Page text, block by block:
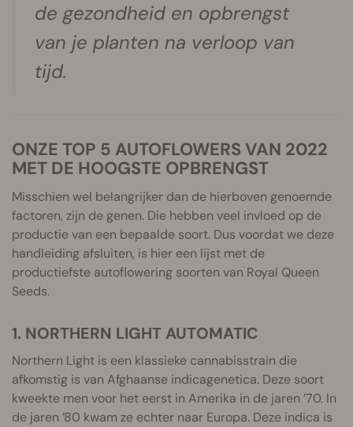
de gezondheid en opbrengst
van je planten na verloop van
tijd.
ONZE TOP 5 AUTOFLOWERS VAN 2022
MET DE HOOGSTE OPBRENGST
Misschien wel belangrijker dan de hierboven genoemde
factoren, zijn de genen. Die hebben veel invloed op de
productie van een bepaalde soort. Dus voordat we deze
handleiding afsluiten, is hier een lijst met de
productiefste autoflowering soorten van Royal Queen
Seeds.
1. NORTHERN LIGHT AUTOMATIC
Northern Light is een klassieke cannabisstrain die
afkomstig is van Afghaanse indicagenetica. Deze soort
kweekte men voor het eerst in Amerika in de jaren ’70. In
de jaren ’80 kwam ze echter naar Europa. Deze indica is